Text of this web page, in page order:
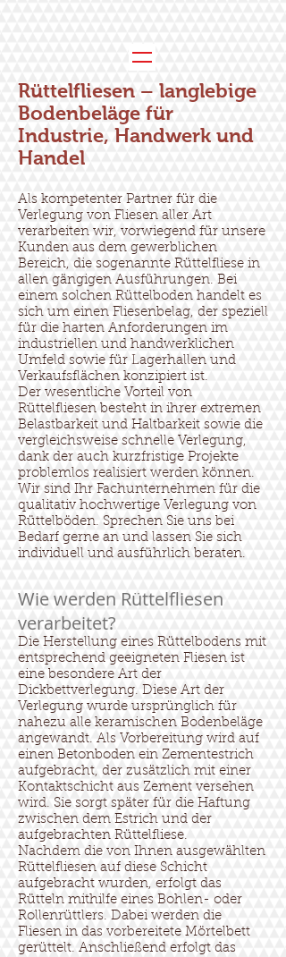
Rüttelfliesen – langlebige
Bodenbeläge für
Industrie, Handwerk und
Handel
Als kompetenter Partner für die
Verlegung von Fliesen aller Art
verarbeiten wir, vorwiegend für unsere
Kunden aus dem gewerblichen
Bereich, die sogenannte Rüttelfliese in
allen gängigen Ausführungen. Bei
einem solchen Rüttelboden handelt es
sich um einen Fliesenbelag, der speziell
für die harten Anforderungen im
industriellen und handwerklichen
Umfeld sowie für Lagerhallen und
Verkaufsflächen konzipiert ist.
Der wesentliche Vorteil von
Rüttelfliesen besteht in ihrer extremen
Belastbarkeit und Haltbarkeit sowie die
vergleichsweise schnelle Verlegung,
dank der auch kurzfristige Projekte
problemlos realisiert werden können.
Wir sind Ihr Fachunternehmen für die
qualitativ hochwertige Verlegung von
Rüttelböden. Sprechen Sie uns bei
Bedarf gerne an und lassen Sie sich
individuell und ausführlich beraten.
Wie werden Rüttelfliesen
verarbeitet?
Die Herstellung eines Rüttelbodens mit
entsprechend geeigneten Fliesen ist
eine besondere Art der
Dickbettverlegung. Diese Art der
Verlegung wurde ursprünglich für
nahezu alle keramischen Bodenbeläge
angewandt. Als Vorbereitung wird auf
einen Betonboden ein Zementestrich
aufgebracht, der zusätzlich mit einer
Kontaktschicht aus Zement versehen
wird. Sie sorgt später für die Haftung
zwischen dem Estrich und der
aufgebrachten Rüttelfliese.
Nachdem die von Ihnen ausgewählten
Rüttelfliesen auf diese Schicht
aufgebracht wurden, erfolgt das
Rütteln mithilfe eines Bohlen- oder
Rollenrüttlers. Dabei werden die
Fliesen in das vorbereitete Mörtelbett
gerüttelt. Anschließend erfolgt das